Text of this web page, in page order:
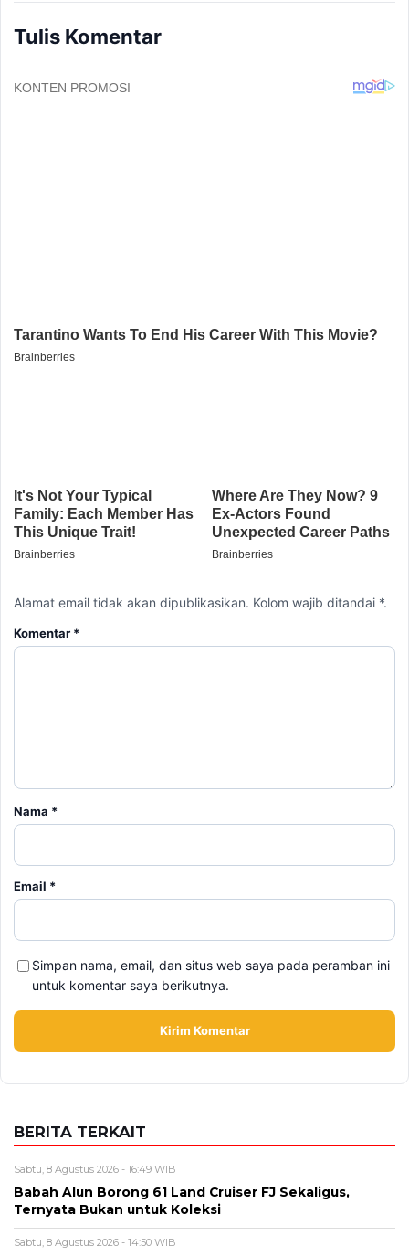
Tulis Komentar
Alamat email tidak akan dipublikasikan. Kolom wajib ditandai *.
Komentar *
Nama *
Email *
Simpan nama, email, dan situs web saya pada peramban ini
untuk komentar saya berikutnya.
BERITA TERKAIT
Sabtu, 8 Agustus 2026 - 16:49 WIB
Babah Alun Borong 61 Land Cruiser FJ Sekaligus,
Ternyata Bukan untuk Koleksi
Sabtu, 8 Agustus 2026 - 14:50 WIB